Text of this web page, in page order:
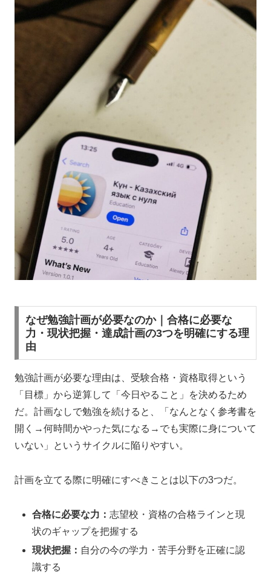
なぜ勉強計画が必要なのか｜合格に必要な
力・現状把握・達成計画の3つを明確にする理
由
勉強計画が必要な理由は、受験合格・資格取得という
「目標」から逆算して「今日やること」を決めるため
だ。計画なしで勉強を続けると、「なんとなく参考書を
開く→何時間かやった気になる→でも実際に身について
いない」というサイクルに陥りやすい。
計画を立てる際に明確にすべきことは以下の3つだ。
合格に必要な力：志望校・資格の合格ラインと現
状のギャップを把握する
現状把握： 自分の今の学力・苦手分野を正確に認
識する